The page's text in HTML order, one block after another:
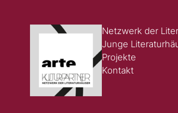
Netzwerk der
Junge
Projekte
Kontakt